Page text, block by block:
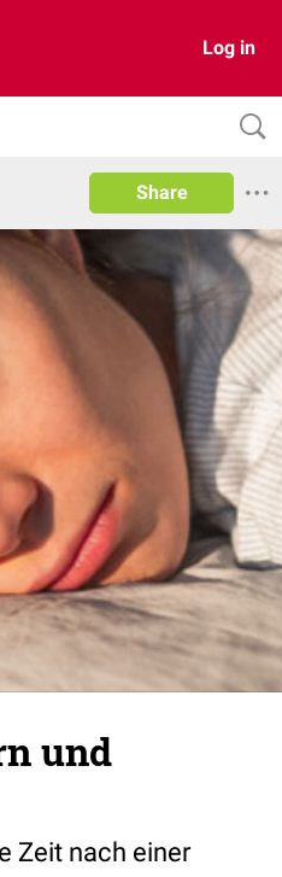
Log in
Share
und
Zeit nach einer